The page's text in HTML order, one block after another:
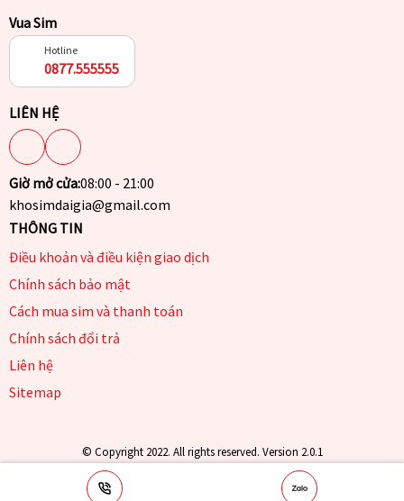
Vua Sim
Hotline
0877.555555
LIÊN HỆ
Giờ mở cửa:08:00 - 21:00
khosimdaigia@gmail.com
THÔNG TIN
Điều khoản và điều kiện giao dịch
Chính sách bảo mật
Cách mua sim và thanh toán
Chính sách đổi trả
Liên hệ
Sitemap
© Copyright 2022. All rights reserved. Version 2.0.1